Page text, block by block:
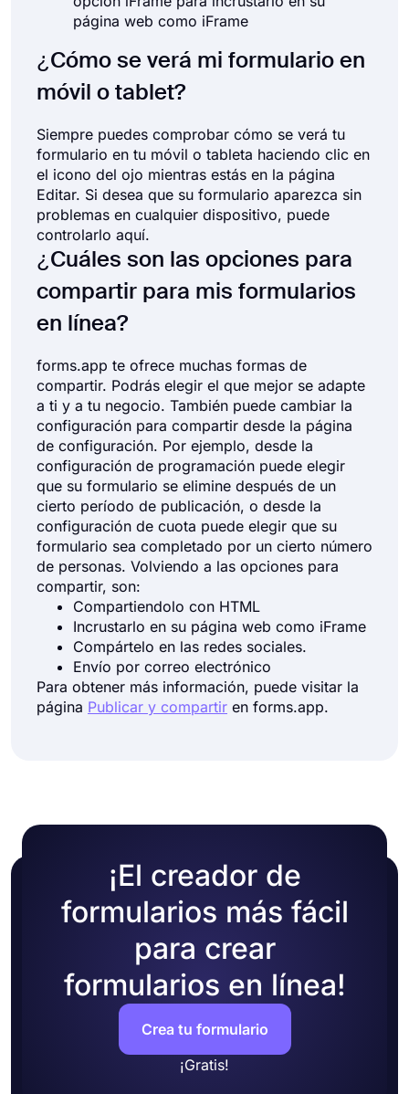
página web como iFrame
¿Cómo se verá mi formulario en
móvil o tablet?
Siempre puedes comprobar cómo se verá tu
formulario en tu móvil o tableta haciendo clic en
el icono del ojo mientras estás en la página
Editar. Si desea que su formulario aparezca sin
problemas en cualquier dispositivo, puede
controlarlo aquí.
¿Cuáles son las opciones para
compartir para mis formularios
en línea?
forms.app te ofrece muchas formas de
compartir. Podrás elegir el que mejor se adapte
a ti y a tu negocio. También puede cambiar la
configuración para compartir desde la página
de configuración. Por ejemplo, desde la
configuración de programación puede elegir
que su formulario se elimine después de un
cierto período de publicación, o desde la
configuración de cuota puede elegir que su
formulario sea completado por un cierto número
de personas. Volviendo a las opciones para
compartir, son:
Compartiendolo con HTML
Incrustarlo en su página web como iFrame
Compártelo en las redes sociales.
Envío por correo electrónico
Para obtener más información, puede visitar la
página Publicar y compartir en forms.app.
¡El creador de
formularios más fácil
para crear
formularios en línea!
Crea tu formulario
¡Gratis!